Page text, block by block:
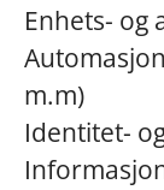
Enhets- og
m.m)
Identitet-